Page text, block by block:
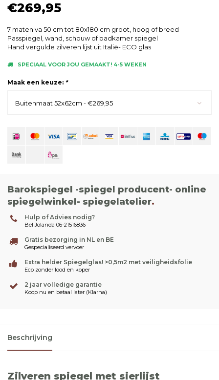
€269,95
7 maten va 50 cm tot 80x180 cm groot, hoog of breed
Passpiegel, wand, schouw of badkamer spiegel
Hand vergulde zilveren lijst uit Italië- ECO glas
SPECIAAL VOOR JOU GEMAAKT! 4-5 WEKEN
Maak een keuze: *
Buitenmaat 52x62cm - €269,95
Barokspiegel -spiegel producent- online
spiegelwinkel- spiegelatelier.
Hulp of Advies nodig?
Bel Jolanda 06-21516836
Gratis bezorging in NL en BE
Gespecialiseerd vervoer
Extra helder Spiegelglas! >0,5m2 met veiligheidsfolie
Eco zonder lood en koper
2 jaar volledige garantie
Koop nu en betaal later (Klarna)
Beschrijving
Zilveren spiegel met sierlijst